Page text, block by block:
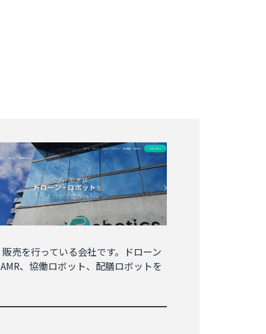
売を行っている会社です。ドローン
、協働ロボット、配膳ロボットを